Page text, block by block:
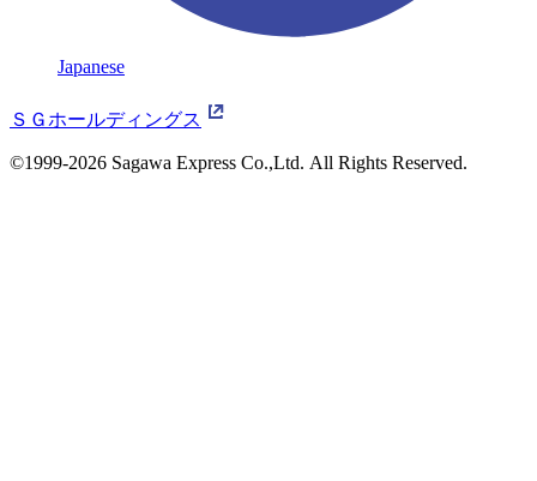
Japanese
ＳＧホールディングス
©1999-2026 Sagawa Express Co.,Ltd. All Rights Reserved.